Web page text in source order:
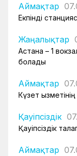
Аймақтар
Екпінді
Жаңалықтар
Астана – 1
болады
Аймақтар
Күзет
Қауіпсіздік
Қауіпсіздік
Аймақтар